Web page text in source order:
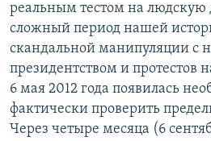
реальным тестом на людскую
сложный период нашей
скандальной манипуляции с
президентством и протестов
6 мая 2012 года появилась
фактически проверить
Через четыре месяца (6